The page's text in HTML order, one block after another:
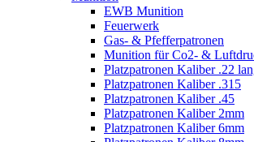
EWB Munition
Feuerwerk
Gas- & Pfefferpatronen
Munition für Co2- &
Platzpatronen Kaliber .22
Platzpatronen Kaliber .315
Platzpatronen Kaliber .45
Platzpatronen Kaliber 2mm
Platzpatronen Kaliber 6mm